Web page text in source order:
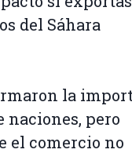
del Sáhara
la
naciones, pero
el comercio no